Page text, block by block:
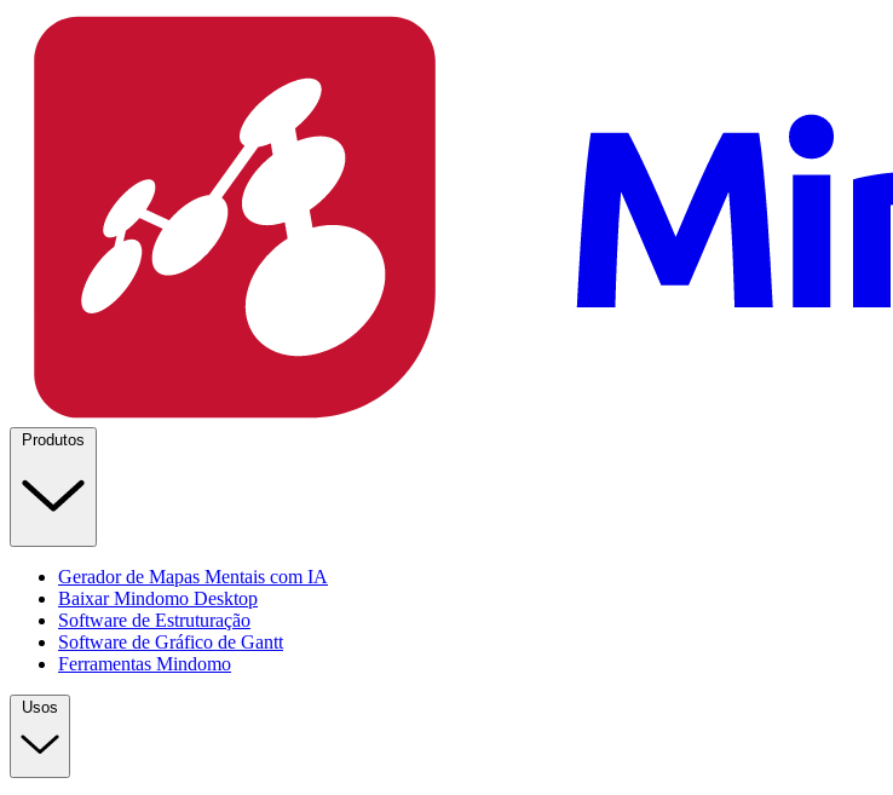
Produtos
Gerador de Mapas Mentais com IA
Baixar Mindomo Desktop
Software de Estruturação
Software de Gráfico de Gantt
Ferramentas Mindomo
Usos